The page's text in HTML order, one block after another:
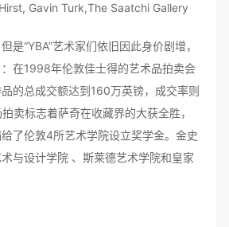
Gavin Turk,The Saatchi Gallery
“YBA”艺术家们依旧因此身价剧增，
在1998年伦敦佳士得的艺术品拍卖会
品的总成交额达到160万英镑，成交率则
卖标志着萨奇在收藏界的大获全胜，
了伦敦4所艺术学院设立奖学金。金史
与设计学院 、斯莱德艺术学院和皇家